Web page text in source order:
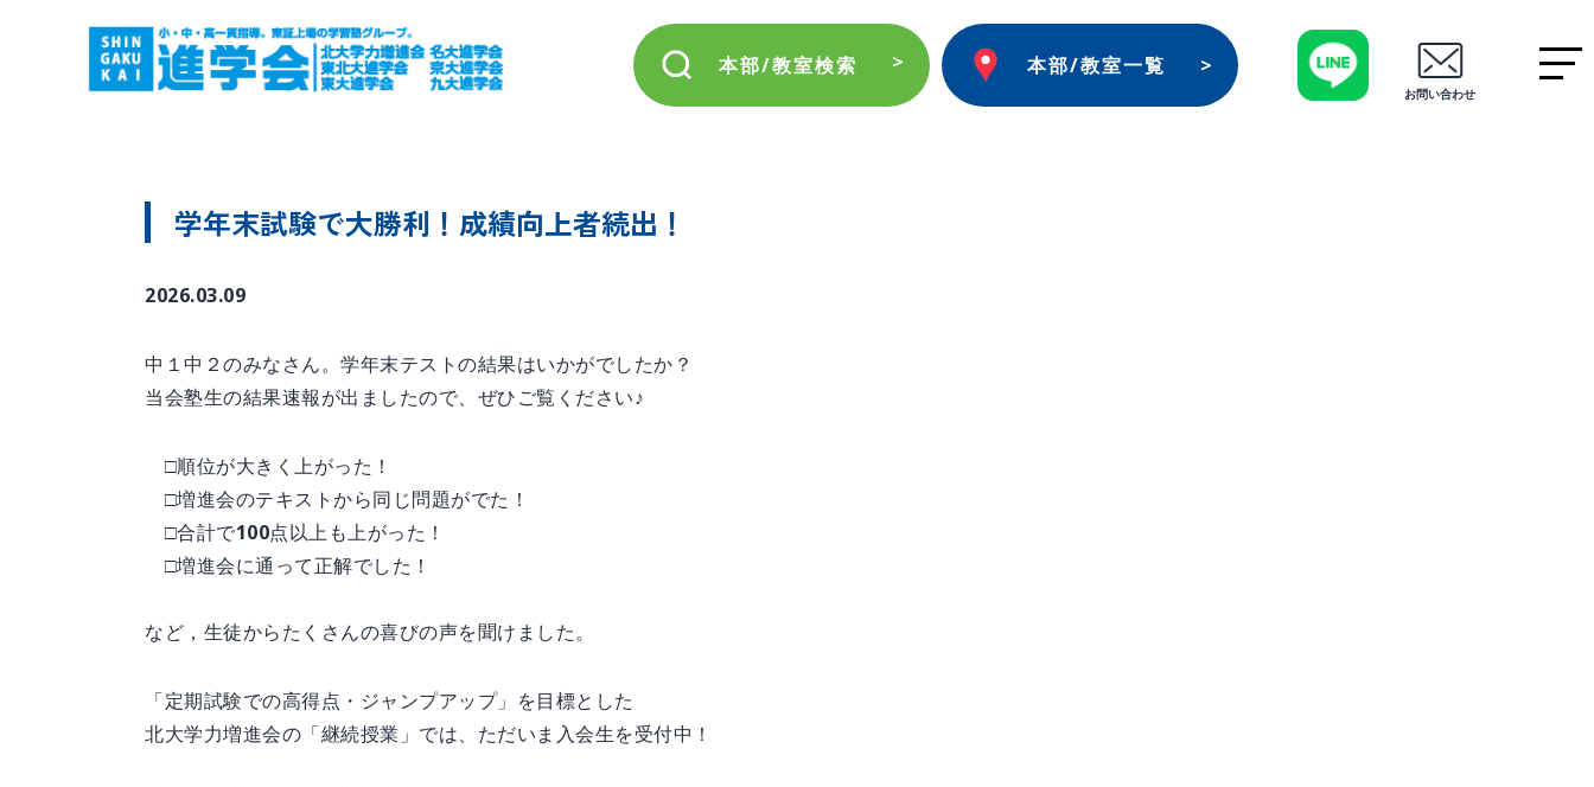
本部/教室検索 本部/教室一覧
お問い合わせ
学年末試験で大勝利！成績向上者続出！
2026.03.09
中１中２のみなさん。学年末テストの結果はいかがでしたか？
当会塾生の結果速報が出ましたので、ぜひご覧ください♪
□順位が大きく上がった！
□増進会のテキストから同じ問題がでた！
□合計で100点以上も上がった！
□増進会に通って正解でした！
など，生徒からたくさんの喜びの声を聞けました。
「定期試験での高得点・ジャンプアップ」を目標とした
北大学力増進会の「継続授業」では、ただいま入会生を受付中！